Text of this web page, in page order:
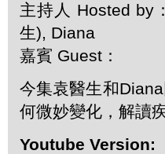
主持人 Hosted by
生), Diana
嘉賓 Guest：
今集袁醫生和
何微妙變化，解讀
Youtube Version: